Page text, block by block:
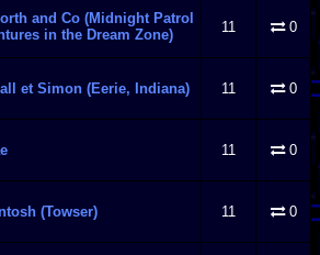
and Co (Midnight Patrol
in the Dream Zone)
11 0
et Simon (Eerie, Indiana) 11 0
11 0
(Towser) 11 0